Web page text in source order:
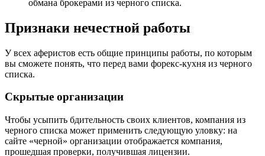
обмана брокерами из черного списка.
Признаки нечестной работы
У всех аферистов есть общие принципы работы, по которым
вы сможете понять, что перед вами форекс-кухня из черного
списка.
Скрытые организации
Чтобы усыпить бдительность своих клиентов, компания из
черного списка может применить следующую уловку: на
сайте «черной» организации отображается компания,
прошедшая проверки, получившая лицензии.